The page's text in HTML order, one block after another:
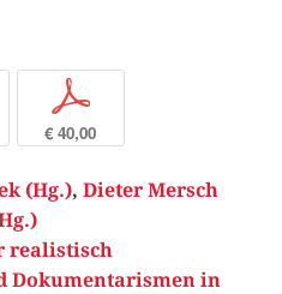
p
€ 40,00
(Hg.), Dieter Mersch
realistisch
Dokumentarismen in